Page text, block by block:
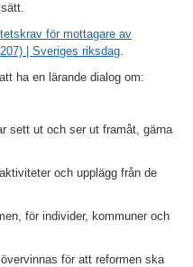
för mottagare av
| Sveriges riksdag.
ha en lärande dialog om:
sett ut och ser ut framåt, gärna
och upplägg från de
för individer, kommuner och
för att reformen ska